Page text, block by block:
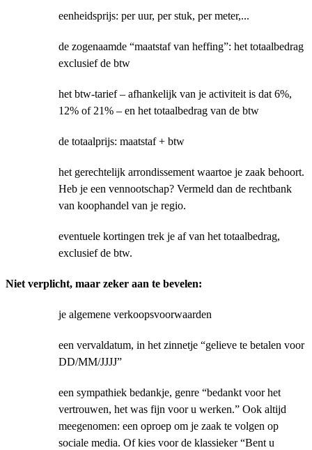
eenheidsprijs: per uur, per stuk, per meter,...
de zogenaamde “maatstaf van heffing”: het totaalbedrag
exclusief de btw
het btw-tarief – afhankelijk van je activiteit is dat 6%,
12% of 21% – en het totaalbedrag van de btw
de totaalprijs: maatstaf + btw
het gerechtelijk arrondissement waartoe je zaak behoort.
Heb je een vennootschap? Vermeld dan de rechtbank
van koophandel van je regio.
eventuele kortingen trek je af van het totaalbedrag,
exclusief de btw.
Niet verplicht, maar zeker aan te bevelen:
je algemene verkoopsvoorwaarden
een vervaldatum, in het zinnetje “gelieve te betalen voor
DD/MM/JJJJ”
een sympathiek bedankje, genre “bedankt voor het
vertrouwen, het was fijn voor u werken.” Ook altijd
meegenomen: een oproep om je zaak te volgen op
sociale media. Of kies voor de klassieker “Bent u